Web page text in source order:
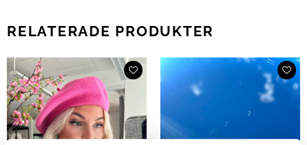
RELATERADE PRODUKTER